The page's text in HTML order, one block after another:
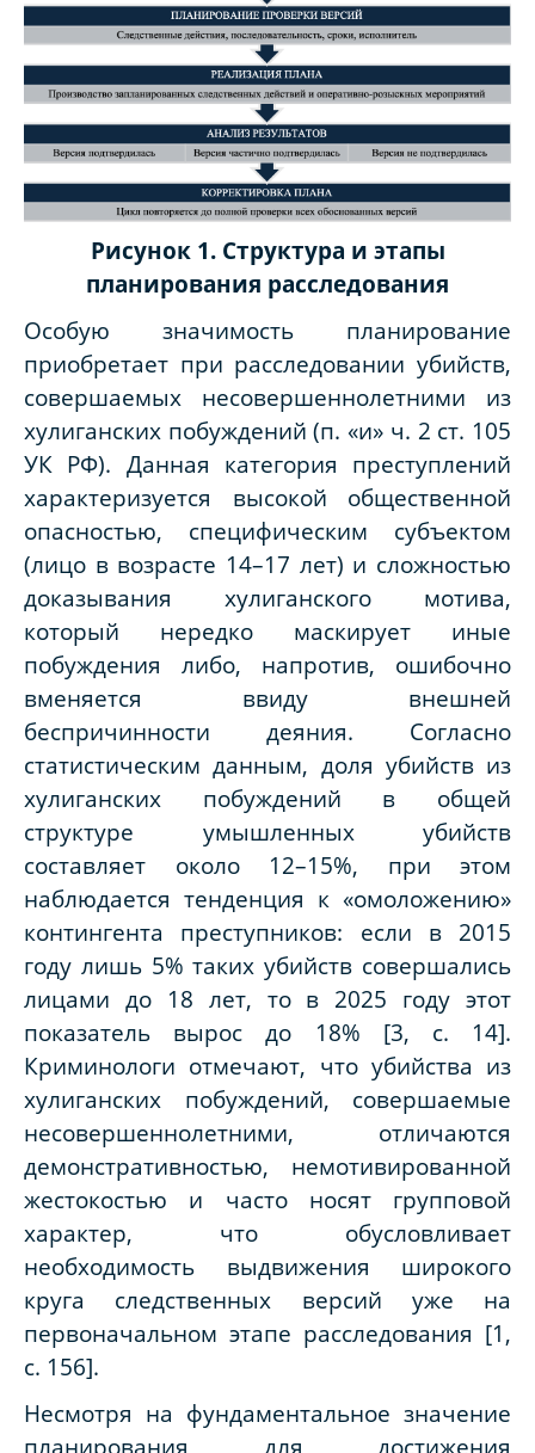
Рисунок 1. Структура и этапы
планирования расследования
Особую значимость планирование
приобретает при расследовании убийств,
совершаемых несовершеннолетними из
хулиганских побуждений (п. «и» ч. 2 ст. 105
УК РФ). Данная категория преступлений
характеризуется высокой общественной
опасностью, специфическим субъектом
(лицо в возрасте 14–17 лет) и сложностью
доказывания хулиганского мотива,
который нередко маскирует иные
побуждения либо, напротив, ошибочно
вменяется ввиду внешней
беспричинности деяния. Согласно
статистическим данным, доля убийств из
хулиганских побуждений в общей
структуре умышленных убийств
составляет около 12–15%, при этом
наблюдается тенденция к «омоложению»
контингента преступников: если в 2015
году лишь 5% таких убийств совершались
лицами до 18 лет, то в 2025 году этот
показатель вырос до 18% [3, с. 14].
Криминологи отмечают, что убийства из
хулиганских побуждений, совершаемые
несовершеннолетними, отличаются
демонстративностью, немотивированной
жестокостью и часто носят групповой
характер, что обусловливает
необходимость выдвижения широкого
круга следственных версий уже на
первоначальном этапе расследования [1,
с. 156].
Несмотря на фундаментальное значение
планирования для достижения